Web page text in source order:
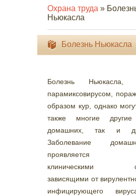
Охрана труда »
Ньюкасла
Болезнь Ньюкасла
Болезнь Ньюкасла,
парамиксовирусом,
образом кур, однако
также многие
домашних, так и
Заболевание
проявляется
клиническими
зависящими от
инфицирующего